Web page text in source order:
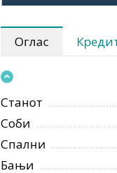
Оглас
Станот
Соби
Спални
Бањи